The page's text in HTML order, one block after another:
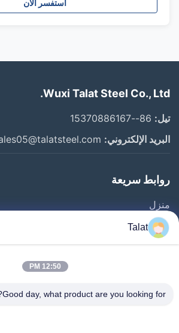
استفسر الآن
Wuxi Talat Steel Co., Ltd.
تيل:
البريد الإلكتروني:
روابط سريعة
منزل
المنتجات
حول بنا
ضبط الجودة
Talat
12:50 PM
Good day, what product are you looking for?